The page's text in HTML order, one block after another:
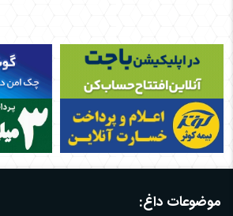
موضوعات داغ: